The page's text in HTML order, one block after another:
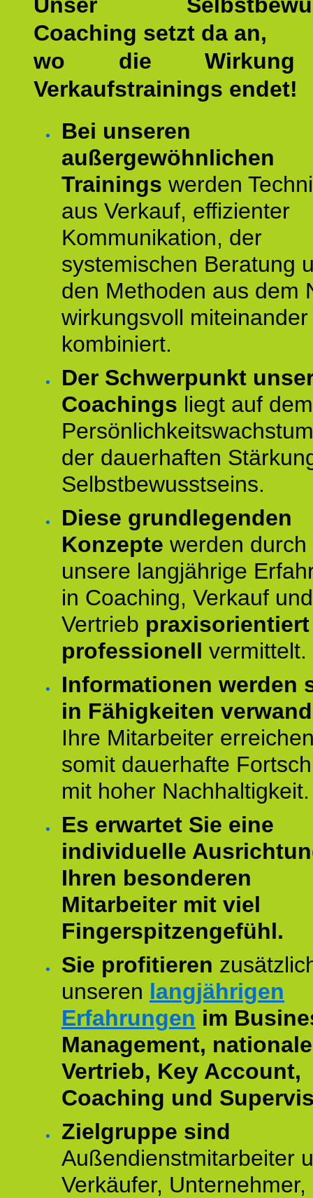
Coaching setzt da an,
wo die Wirkung
Verkaufstrainings endet!
Bei unseren
außergewöhnlichen
Trainings werden
aus Verkauf, effizienter
Kommunikation, der
systemischen Beratung
den Methoden aus dem
wirkungsvoll miteinander
kombiniert.
Der Schwerpunkt
Coachings liegt auf dem
der dauerhaften
Selbstbewusstseins.
Diese grundlegenden
Konzepte werden durch
unsere langjährige
in Coaching, Verkauf und
Vertrieb
professionell vermittelt.
Informationen werden
in Fähigkeiten
Ihre Mitarbeiter
somit dauerhafte
mit hoher Nachhaltigkeit.
Es erwartet Sie eine
individuelle
Ihren besonderen
Mitarbeiter mit viel
Fingerspitzengefühl.
Sie profitieren
unseren langjährigen
Erfahrungen im
Management,
Vertrieb, Key Account,
Coaching und
Zielgruppe sind
Außendienstmitarbeiter
Verkäufer, Unternehmer,